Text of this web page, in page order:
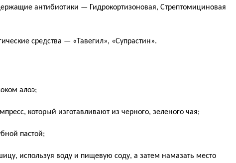
антибиотики — Гидрокортизоновая, Стрептомициновая
средства — «Тавегил», «Супрастин».
алоэ;
который изготавливают из черного, зеленого чая;
пастой;
используя воду и пищевую соду, а затем намазать место